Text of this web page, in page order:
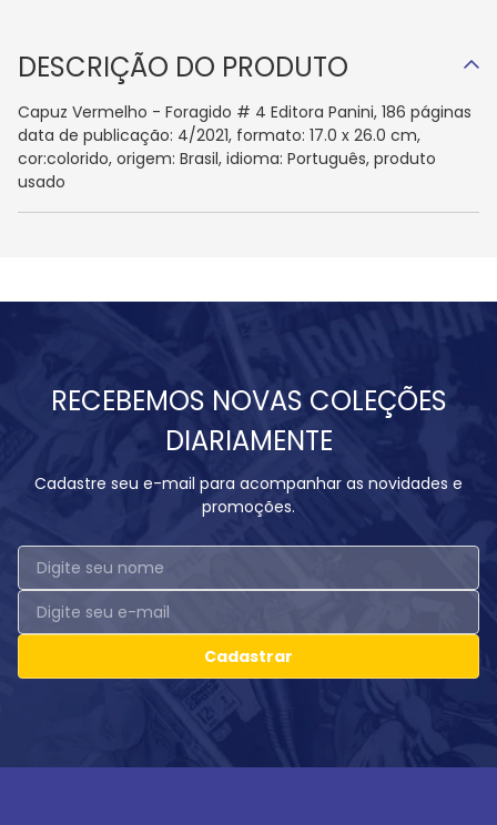
DESCRIÇÃO DO PRODUTO
Capuz Vermelho - Foragido # 4 Editora Panini, 186 páginas
data de publicação: 4/2021, formato: 17.0 x 26.0 cm,
cor:colorido, origem: Brasil, idioma: Português, produto
usado
RECEBEMOS NOVAS COLEÇÕES
DIARIAMENTE
Cadastre seu e-mail para acompanhar as novidades e
promoções.
Cadastrar